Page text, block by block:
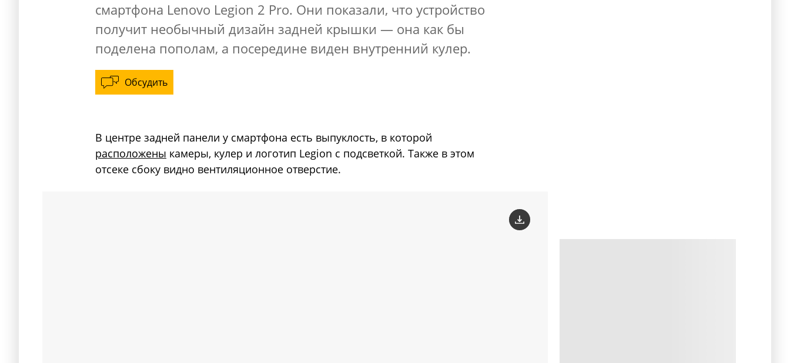
смартфона Lenovo Legion 2 Pro. Они показали, что устройство
получит необычный дизайн задней крышки — она как бы
поделена пополам, а посередине виден внутренний кулер.
Обсудить
В центре задней панели у смартфона есть выпуклость, в которой
расположены камеры, кулер и логотип Legion с подсветкой. Также в этом
отсеке сбоку видно вентиляционное отверстие.